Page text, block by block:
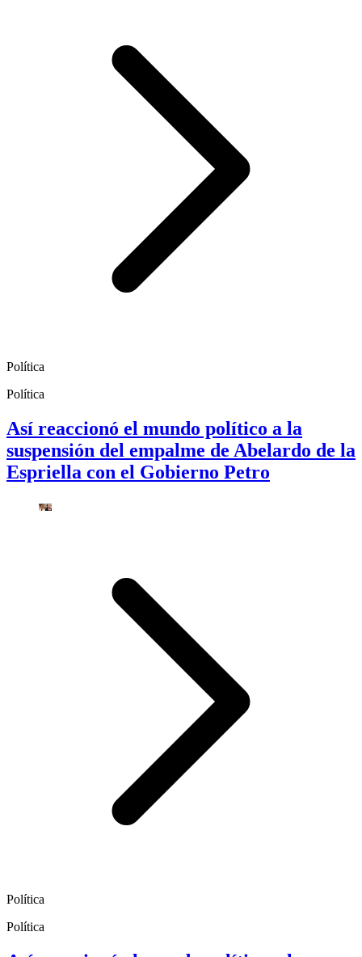
Política
Política
Así reaccionó el mundo político a la
suspensión del empalme de Abelardo de la
Espriella con el Gobierno Petro
Política
Política